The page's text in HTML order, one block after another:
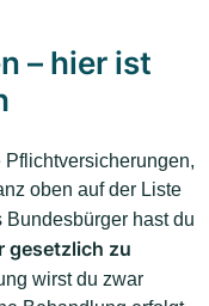
– hier ist
oben auf der Liste
Bundesbürger hast du
gesetzlich zu
wirst du zwar